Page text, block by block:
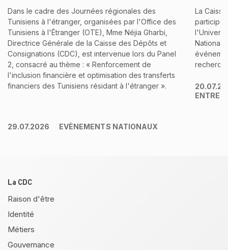
Dans le cadre des Journées régionales des
Tunisiens à l'étranger, organisées par l'Office des
Tunisiens à l'Étranger (OTE), Mme Néjia Gharbi,
Directrice Générale de la Caisse des Dépôts et
Consignations (CDC), est intervenue lors du Panel
2, consacré au thème : « Renforcement de
l'inclusion financière et optimisation des transferts
financiers des Tunisiens résidant à l'étranger ».
29.07.2026 EVÈNEMENTS NATIONAUX
La
participé
Pied de page
La CDC
Raison d'être
Identité
Métiers
Gouvernance